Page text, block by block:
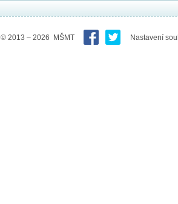
© 2013 – 2026 MŠMT Nastavení